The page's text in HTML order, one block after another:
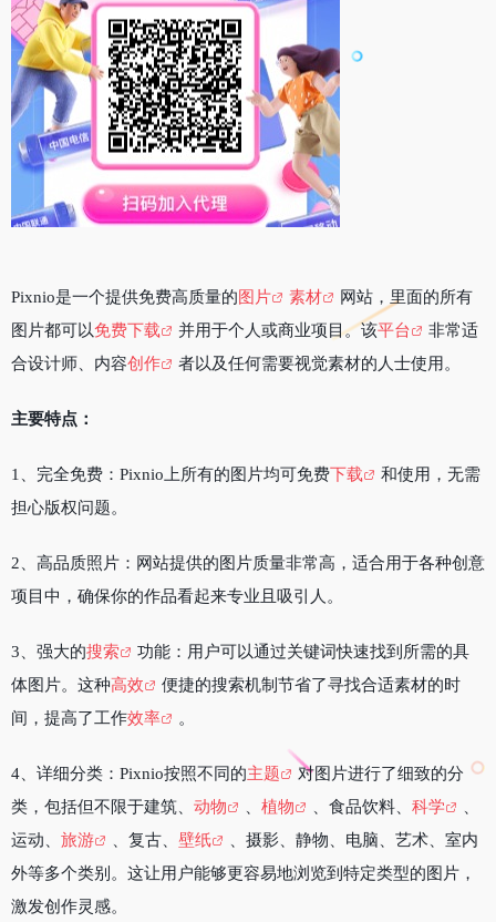
Pixnio是一个提供免费高质量的 图片 素材
网站，里面的所有
图片都可以免费下载 并用于个人或商业项目。该平台
非常适
合设计师、内容创作 者以及任何需要视觉素材的人士使用。
主要特点：
1、完全免费：Pixnio上所有的图片均可免费下载
和使用，无需
担心版权问题。
2、高品质照片：网站提供的图片质量非常高，适合用于各种创意
项目中，确保你的作品看起来专业且吸引人。
3、强大的搜索
功能：用户可以通过关键词快速找到所需的具
体图片。这种高效
便捷的搜索机制节省了寻找合适素材的时
间，提高了工作效率 。
4、详细分类：Pixnio按照不同的主题
对图片进行了细致的分
类，包括但不限于建筑、 动物 植物 、食品饮料、 科学
运动、 旅游 、复古、 壁纸
、摄影、静物、电脑、艺术、室内
外等多个类别。这让用户能够更容易地浏览到特定类型的图片，
激发创作灵感。